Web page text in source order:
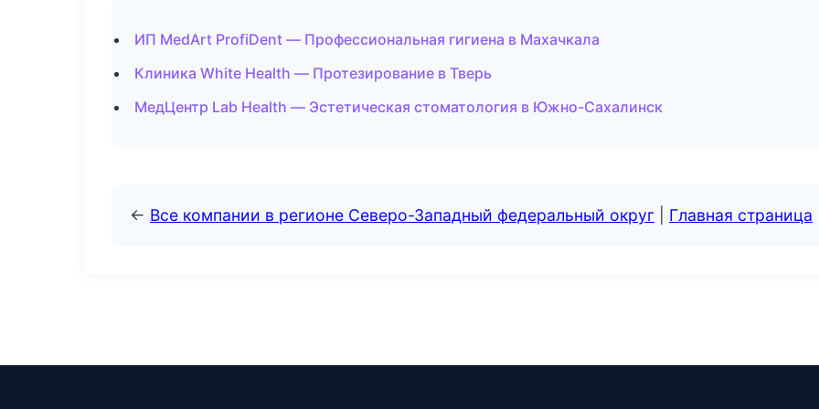
ИП MedArt ProfiDent — Профессиональная гигиена в Махачкала
Клиника White Health — Протезирование в Тверь
МедЦентр Lab Health — Эстетическая стоматология в Южно-Сахалинск
← Все компании в регионе Северо-Западный федеральный округ Главная страница